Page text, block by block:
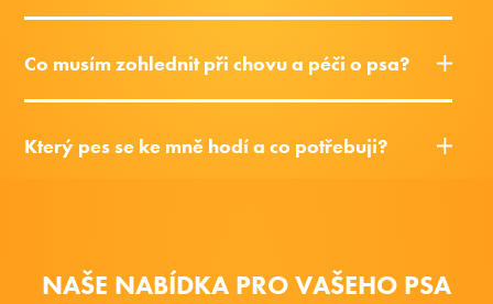
Co musím zohlednit při chovu a péči o psa?
Který pes se ke mně hodí a co potřebuji?
NAŠE NABÍDKA PRO VAŠEHO PSA